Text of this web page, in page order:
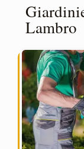
Lambro